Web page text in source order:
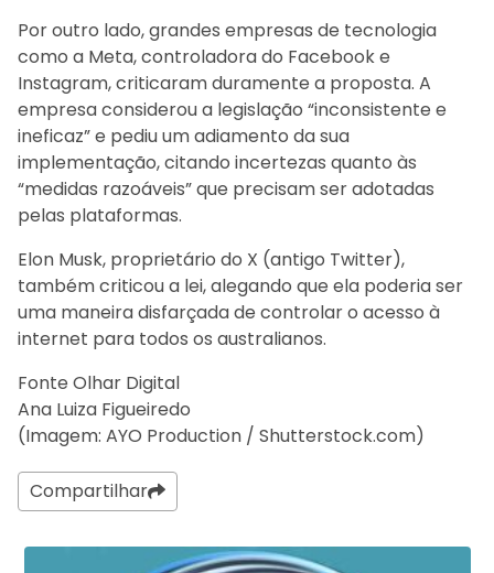
Por outro lado, grandes empresas de tecnologia
como a Meta, controladora do Facebook e
Instagram, criticaram duramente a proposta. A
empresa considerou a legislação “inconsistente e
ineficaz” e pediu um adiamento da sua
implementação, citando incertezas quanto às
“medidas razoáveis” que precisam ser adotadas
pelas plataformas.
Elon Musk, proprietário do X (antigo Twitter),
também criticou a lei, alegando que ela poderia ser
uma maneira disfarçada de controlar o acesso à
internet para todos os australianos.
Fonte Olhar Digital
Ana Luiza Figueiredo
(Imagem: AYO Production / Shutterstock.com)
Compartilhar